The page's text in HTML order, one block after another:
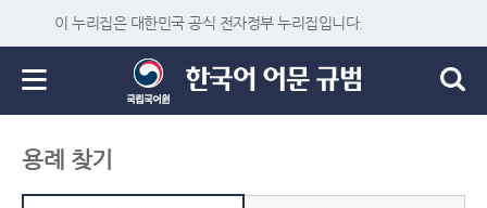
이 누리집은 대한민국 공식 전자정부 누리집입니다.
용례 찾기